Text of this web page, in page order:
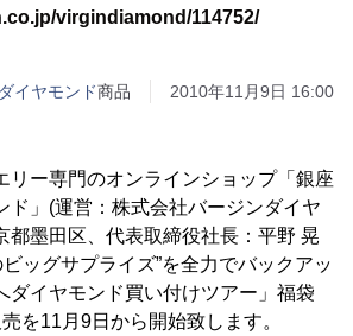
virgindiamond/114752/
イヤモンド商品 2010年11月9日 16:00
リー専門のオンラインショップ「銀座
ド」(運営：株式会社バージンダイヤ
都墨田区、代表取締役社長：平野 晃
ッグサプライズ”を全力でバックアッ
ダイヤモンド買い付けツアー」福袋
を11月9日から開始致します。